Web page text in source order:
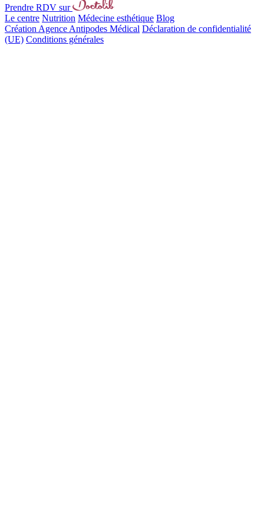
Prendre RDV sur
Le centre Nutrition Médecine esthétique Blog
Création Agence Antipodes Médical Déclaration de confidentialité
(UE) Conditions générales